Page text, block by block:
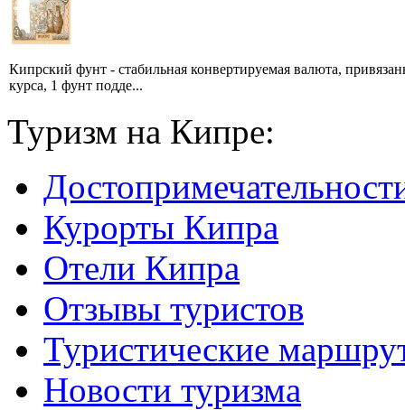
Кипрский фунт - стабильная конвертируемая валюта,
курса, 1 фунт подде...
Туризм на Кипре:
Курорты Кипра
Отели Кипра
Отзывы туристов
Туристические
Новости туризма